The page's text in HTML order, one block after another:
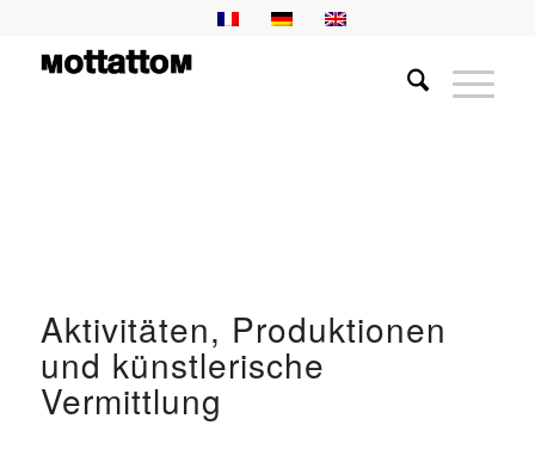
Aktivitäten, Produktionen
und künstlerische
Vermittlung